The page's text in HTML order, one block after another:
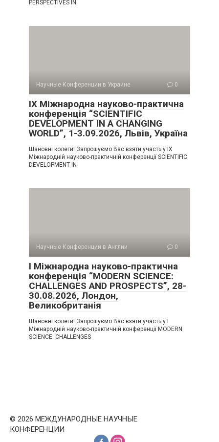
PERSPECTIVES IN
Научные Конференции в Украине 0
IX Міжнародна науково-практична
конференція “SCIENTIFIC
DEVELOPMENT IN A CHANGING
WORLD”, 1-3.09.2026, Львів, Україна
Шановні колеги! Запрошуємо Вас взяти участь у IX
Міжнародній науково-практичній конференції SCIENTIFIC
DEVELOPMENT IN
Научные Конференции в Англии 0
I Міжнародна науково-практична
конференція “MODERN SCIENCE:
CHALLENGES AND PROSPECTS”, 28-
30.08.2026, Лондон,
Великобританія
Шановні колеги! Запрошуємо Вас взяти участь у I
Міжнародній науково-практичній конференції MODERN
SCIENCE: CHALLENGES
© 2026 МЕЖДУНАРОДНЫЕ НАУЧНЫЕ
КОНФЕРЕНЦИИ